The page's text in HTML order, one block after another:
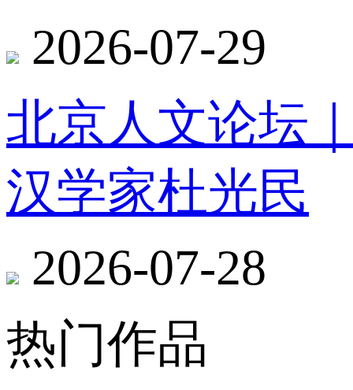
2026-07-29
北京人文论坛
汉学家杜光民
2026-07-28
热门作品